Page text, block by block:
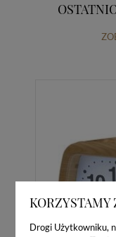
KORZYSTAMY
Drogi Użytkowniku,